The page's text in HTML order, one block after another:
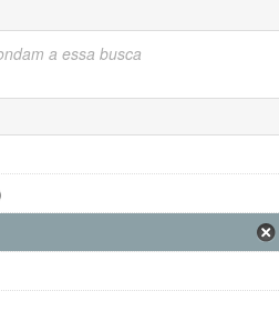
a essa busca